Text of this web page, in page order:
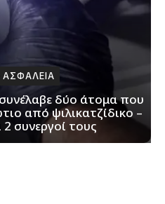
δύο άτομα που
από ψιλικατζίδικο –
συνεργοί τους